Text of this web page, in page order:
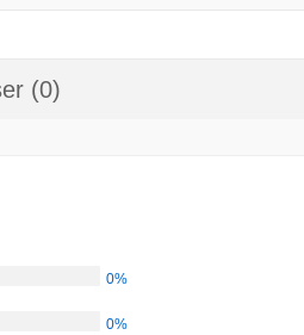
(0)
0%
0%